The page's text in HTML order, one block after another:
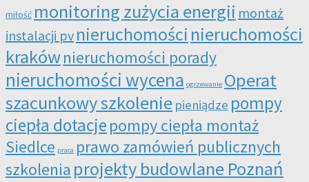
miłość monitoring zużycia energii montaż
instalacji pv nieruchomości nieruchomości
krakównieruchomości porady
nieruchomości wycena ogrzewanie Operat
szacunkowy szkolenie pieniądze pompy
ciepła dotacjepompy ciepła montaż
Siedlce praca prawo zamówień publicznych
szkolenia projekty budowlane Poznań